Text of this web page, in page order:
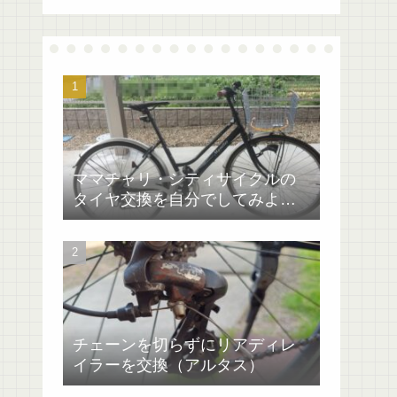
ママチャリ・シティサイクルの
タイヤ交換を自分でしてみよ
う！マイパラス
チェーンを切らずにリアディレ
イラーを交換（アルタス）